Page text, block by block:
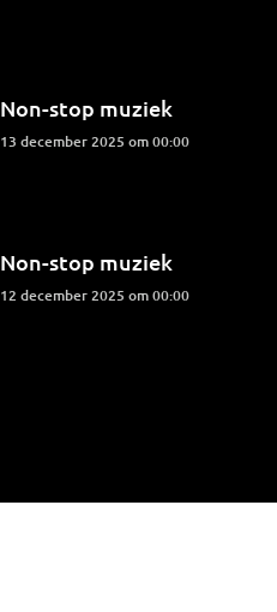
Non-stop muziek
13 december 2025 om 00:00
Non-stop muziek
12 december 2025 om 00:00